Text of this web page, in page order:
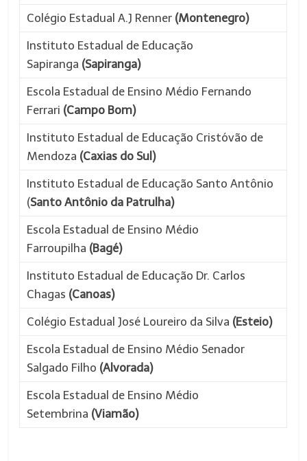
Colégio Estadual A.J Renner (Montenegro)
Instituto Estadual de Educação
Sapiranga (Sapiranga)
Escola Estadual de Ensino Médio Fernando
Ferrari (Campo Bom)
Instituto Estadual de Educação Cristóvão de
Mendoza (Caxias do Sul)
Instituto Estadual de Educação Santo Antônio
(Santo Antônio da Patrulha)
Escola Estadual de Ensino Médio
Farroupilha (Bagé)
Instituto Estadual de Educação Dr. Carlos
Chagas (Canoas)
Colégio Estadual José Loureiro da Silva (Esteio)
Escola Estadual de Ensino Médio Senador
Salgado Filho (Alvorada)
Escola Estadual de Ensino Médio
Setembrina (Viamão)